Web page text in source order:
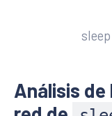
Análisis